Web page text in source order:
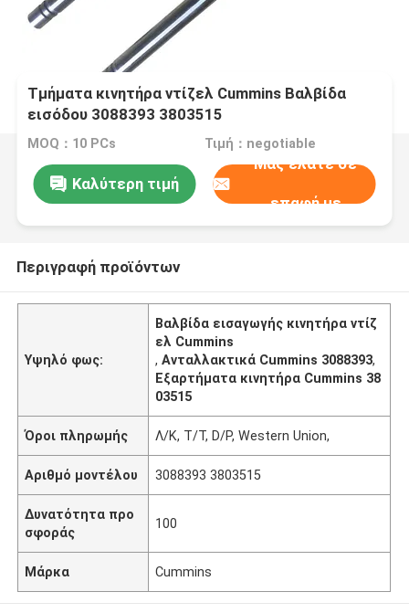
Τμήματα κινητήρα ντίζελ Cummins Βαλβίδα
εισόδου 3088393 3803515
MOQ：10 PCs Τιμή：negotiable
Καλύτερη τιμή
Μας ελάτε σε
επαφή με
Περιγραφή προϊόντων
Υψηλό φως:
Βαλβίδα εισαγωγής κινητήρα ντίζ
ελ Cummins
,Ανταλλακτικά Cummins 3088393,
Εξαρτήματα κινητήρα Cummins 38
03515
Όροι πληρωμής Λ/Κ, T/T, D/P, Western Union,
Αριθμό μοντέλου 3088393 3803515
Δυνατότητα προ
σφοράς
100
Μάρκα Cummins